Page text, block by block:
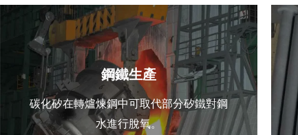
鋼鐵生產
碳化矽在轉爐煉鋼中可取代部分矽鐵對鋼
水進行脫氧。